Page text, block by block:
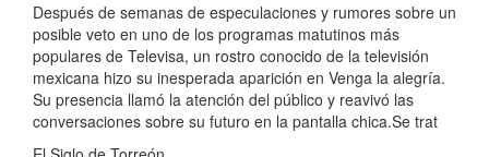
Después de semanas de especulaciones y rumores sobre un
posible veto en uno de los programas matutinos más
populares de Televisa, un rostro conocido de la televisión
mexicana hizo su inesperada aparición en Venga la alegría.
Su presencia llamó la atención del público y reavivó las
conversaciones sobre su futuro en la pantalla chica.Se trat